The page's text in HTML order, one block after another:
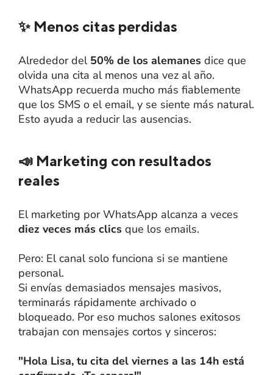
✨ Menos citas perdidas
Alrededor del 50% de los alemanes dice que
olvida una cita al menos una vez al año.
WhatsApp recuerda mucho más fiablemente
que los SMS o el email, y se siente más natural.
Esto ayuda a reducir las ausencias.
📣 Marketing con resultados
reales
El marketing por WhatsApp alcanza a veces
diez veces más clics que los emails.
Pero: El canal solo funciona si se mantiene
personal.
Si envías demasiados mensajes masivos,
terminarás rápidamente archivado o
bloqueado. Por eso muchos salones exitosos
trabajan con mensajes cortos y sinceros:
"Hola Lisa, tu cita del viernes a las 14h está